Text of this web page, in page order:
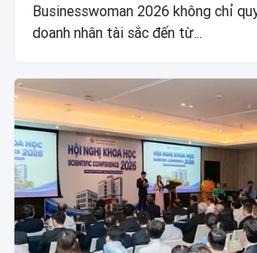
Businesswoman 2026 không chỉ
doanh nhân tài sắc đến từ...